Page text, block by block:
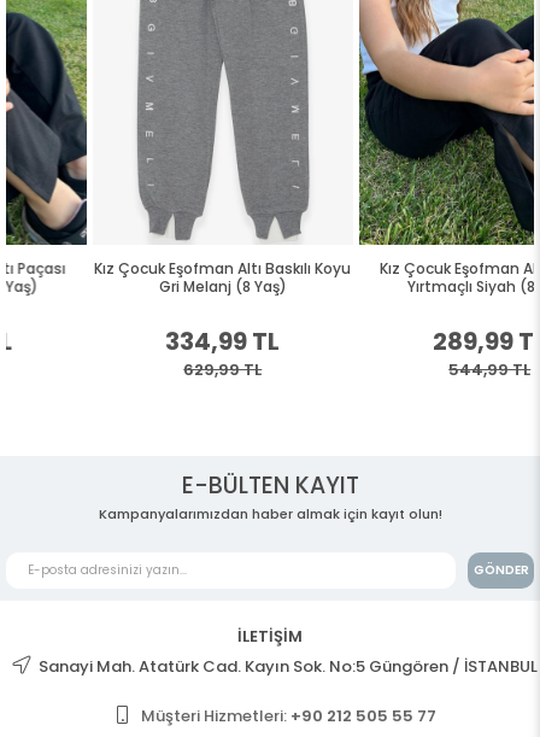
Kız Çocuk Eşofman Altı Baskılı Koyu
Gri Melanj (8 Yaş)
334,99 TL
Kız Çocuk Eşofman Altı Paçası
Yırtmaçlı Siyah (8 Yaş)
289,99 TL
E-BÜLTEN KAYIT
Kampanyalarımızdan haber almak için kayıt olun!
GÖNDER
İLETİŞİM
Sanayi Mah. Atatürk Cad. Kayın Sok. No:5 Güngören / İSTANBUL
Müşteri Hizmetleri: +90 212 505 55 77